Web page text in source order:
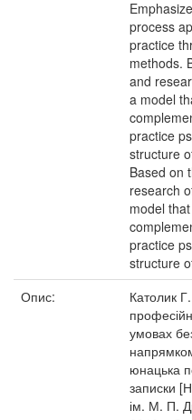
process
practice
methods.
and
a model
practice
structure
Based on
research
model
practice
structure
Опис:
Католик
умовах
юнацька
записки
ім. М. П.